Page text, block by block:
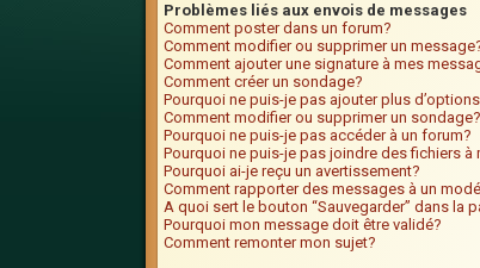
Problèmes liés aux envois de messages
Comment poster dans un forum?
Comment modifier ou supprimer un
Comment ajouter une signature à mes
Comment créer un sondage?
Pourquoi ne puis-je pas ajouter plus
Comment modifier ou supprimer un sondage?
Pourquoi ne puis-je pas accéder à un forum?
Pourquoi ne puis-je pas joindre des fichiers à
Pourquoi ai-je reçu un avertissement?
Comment rapporter des messages à un
A quoi sert le bouton “Sauvegarder” dans la
Pourquoi mon message doit être validé?
Comment remonter mon sujet?